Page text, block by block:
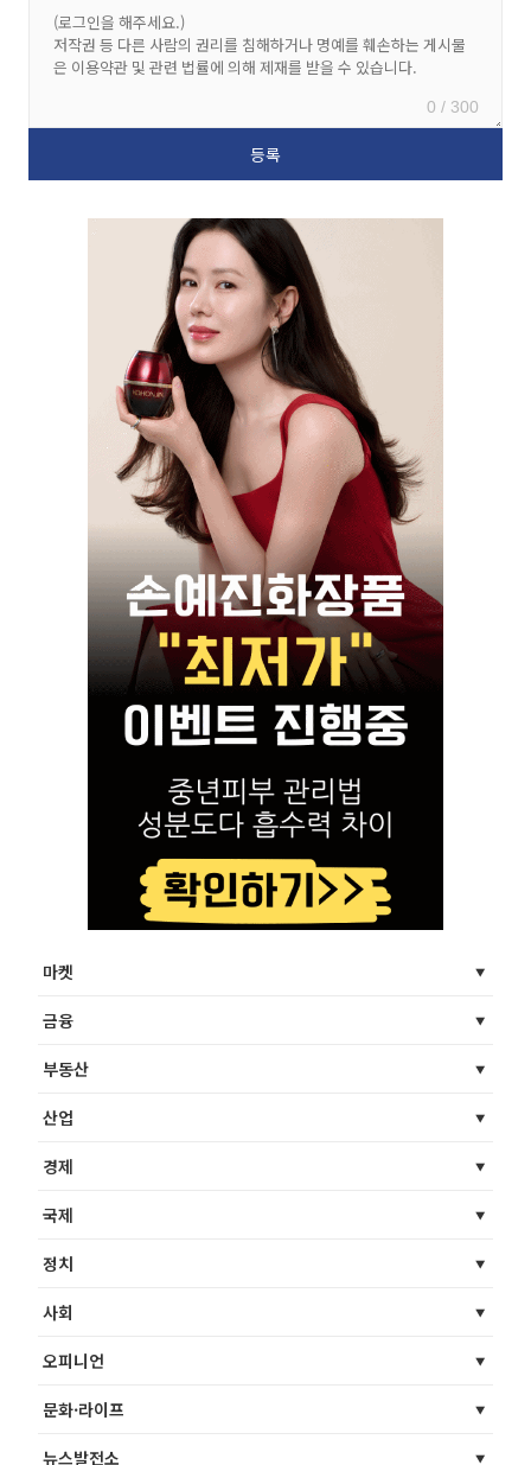
0 / 300
마켓
금융
부동산
산업
경제
국제
정치
사회
오피니언
문화·라이프
뉴스발전소